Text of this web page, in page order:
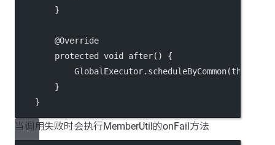
        }
        @Override
        protected void after() {
GlobalExecutor.scheduleByCommon(this,
        }
    }
当调用失败时会执行MemberUtil的onFail方法